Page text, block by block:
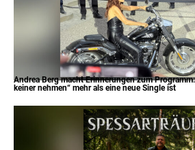
Andrea Berg macht Erinnerungen zum
keiner nehmen“ mehr als eine neue Single ist